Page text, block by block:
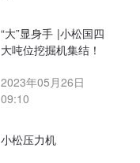
“大”显身手 |小松国四
大吨位挖掘机集结！
2023年05月26日
09:10
小松压力机